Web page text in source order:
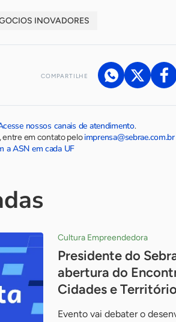
INOVADORES
COMPARTILHE
nossos canais de atendimento.
entre em contato peloimprensa@sebrae.com.br
a ASN em cada UF
Cultura Empreendedora
Presidente do
abertura do
Cidades e
Evento vai debater o